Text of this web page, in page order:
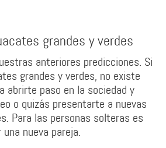
grandes y verdes
anteriores predicciones. Si
grandes y verdes, no existe
abrirte paso en la sociedad y
o quizás presentarte a nuevas
Para las personas solteras es
nueva pareja.